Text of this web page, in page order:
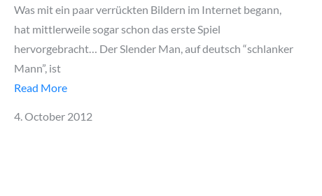
Was mit ein paar verrückten Bildern im Internet begann,
hat mittlerweile sogar schon das erste Spiel
hervorgebracht… Der Slender Man, auf deutsch “schlanker
Mann”, ist
Read More
Posted
4. October 2012